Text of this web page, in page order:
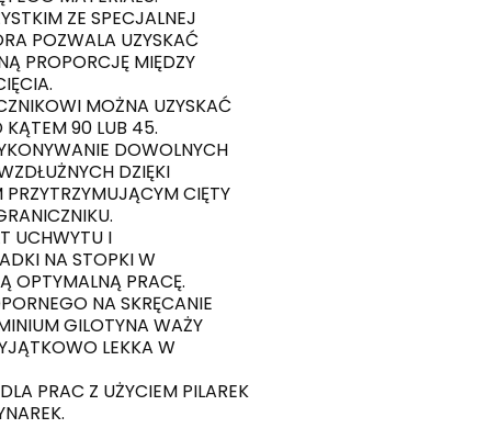
ZE SPECJALNEJ
POZWALA UZYSKAĆ
PROPORCJĘ MIĘDZY
MOŻNA UZYSKAĆ
KĄTEM 90 LUB 45.
DOWOLNYCH
DZIĘKI
CIĘTY
UCHWYTU I
NA STOPKI W
OPTYMALNĄ PRACĘ.
NA SKRĘCANIE
GILOTYNA WAŻY
LEKKA W
PRAC Z UŻYCIEM PILAREK